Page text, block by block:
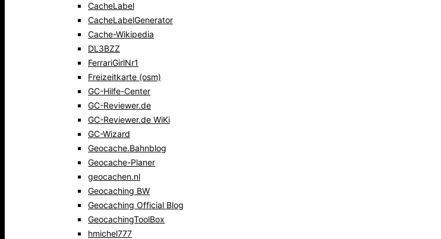
CacheLabel
CacheLabelGenerator
Cache-Wikipedia
DL3BZZ
FerrariGirlNr1
Freizeitkarte (osm)
GC-Hilfe-Center
GC-Reviewer.de
GC-Reviewer.de WiKi
GC-Wizard
Geocache.Bahnblog
Geocache-Planer
geocachen.nl
Geocaching BW
Geocaching Official Blog
GeocachingToolBox
hmichel777